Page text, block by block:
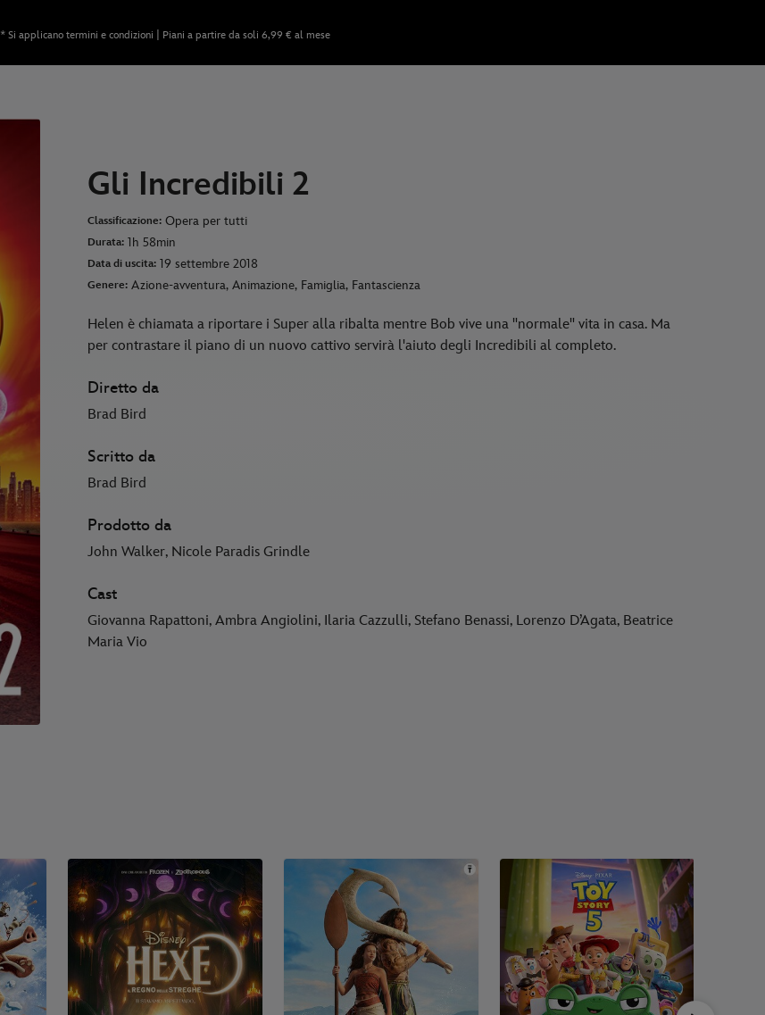
* Si applicano termini e condizioni | Piani a partire da soli 6,99 € al mese
Gli Incredibili 2
Classificazione: Opera per tutti
Durata: 1h 58min
Data di uscita: 19 settembre 2018
Genere: Azione-avventura, Animazione, Famiglia, Fantascienza
Helen è chiamata a riportare i Super alla ribalta mentre Bob vive una "normale" vita in casa. Ma
per contrastare il piano di un nuovo cattivo servirà l'aiuto degli Incredibili al completo.
Diretto da
Brad Bird
Scritto da
Brad Bird
Prodotto da
John Walker, Nicole Paradis Grindle
Cast
Giovanna Rapattoni, Ambra Angiolini, Ilaria Cazzulli, Stefano Benassi, Lorenzo DʼAgata, Beatrice
Maria Vio